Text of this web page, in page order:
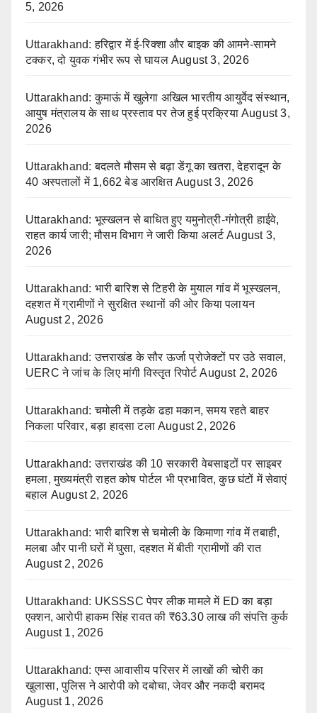
5, 2026
Uttarakhand: हरिद्वार में ई-रिक्शा और बाइक की आमने-सामने
टक्कर, दो युवक गंभीर रूप से घायल August 3, 2026
Uttarakhand: कुमाऊं में खुलेगा अखिल भारतीय आयुर्वेद संस्थान,
आयुष मंत्रालय के साथ प्रस्ताव पर तेज हुई प्रक्रिया August 3,
2026
Uttarakhand: बदलते मौसम से बढ़ा डेंगू का खतरा, देहरादून के
40 अस्पतालों में 1,662 बेड आरक्षित August 3, 2026
Uttarakhand: भूस्खलन से बाधित हुए यमुनोत्री-गंगोत्री हाईवे,
राहत कार्य जारी; मौसम विभाग ने जारी किया अलर्ट August 3,
2026
Uttarakhand: भारी बारिश से टिहरी के मुयाल गांव में भूस्खलन,
दहशत में ग्रामीणों ने सुरक्षित स्थानों की ओर किया पलायन
August 2, 2026
Uttarakhand: उत्तराखंड के सौर ऊर्जा प्रोजेक्टों पर उठे सवाल,
UERC ने जांच के लिए मांगी विस्तृत रिपोर्ट August 2, 2026
Uttarakhand: चमोली में तड़के ढहा मकान, समय रहते बाहर
निकला परिवार, बड़ा हादसा टला August 2, 2026
Uttarakhand: उत्तराखंड की 10 सरकारी वेबसाइटों पर साइबर
हमला, मुख्यमंत्री राहत कोष पोर्टल भी प्रभावित, कुछ घंटों में सेवाएं
बहाल August 2, 2026
Uttarakhand: भारी बारिश से चमोली के किमाणा गांव में तबाही,
मलबा और पानी घरों में घुसा, दहशत में बीती ग्रामीणों की रात
August 2, 2026
Uttarakhand: UKSSSC पेपर लीक मामले में ED का बड़ा
एक्शन, आरोपी हाकम सिंह रावत की ₹63.30 लाख की संपत्ति कुर्क
August 1, 2026
Uttarakhand: एम्स आवासीय परिसर में लाखों की चोरी का
खुलासा, पुलिस ने आरोपी को दबोचा, जेवर और नकदी बरामद
August 1, 2026